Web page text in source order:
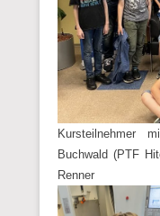
Kursteilnehmer
Buchwald (PTF
Renner